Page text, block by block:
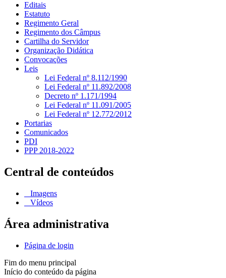
Editais
Estatuto
Regimento Geral
Regimento dos Câmpus
Cartilha do Servidor
Organização Didática
Convocações
Leis
Lei Federal nº 8.112/1990
Lei Federal nº 11.892/2008
Decreto nº 1.171/1994
Lei Federal nº 11.091/2005
Lei Federal nº 12.772/2012
Portarias
Comunicados
PDI
PPP 2018-2022
Central de conteúdos
Imagens
Vídeos
Área administrativa
Página de login
Fim do menu principal
Início do conteúdo da página